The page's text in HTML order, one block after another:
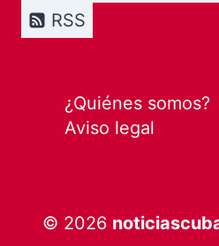
RSS
¿Quiénes somos?
Aviso legal
© 2026